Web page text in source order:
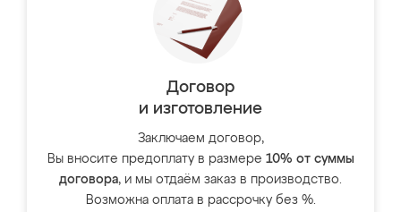
Договор
и изготовление
Заключаем договор,
Вы вносите предоплату в размере 10% от суммы
договора, и мы отдаём заказ в производство.
Возможна оплата в рассрочку без %.